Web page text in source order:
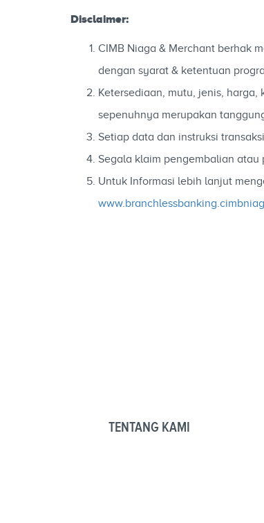
Disclaimer:
CIMB Niaga & Merchant berhak
dengan syarat & ketentuan
Ketersediaan, mutu, jenis,
sepenuhnya merupakan
Setiap data dan instruksi
Segala klaim pengembalian
Untuk Informasi lebih lanjut
TENTANG KAMI